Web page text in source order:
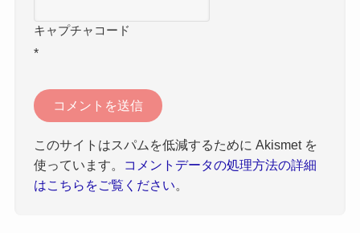
キャプチャコード
*
このサイトはスパムを低減するために Akismet を
使っています。
コメントデータの処理方法の詳細
はこちらをご覧ください。